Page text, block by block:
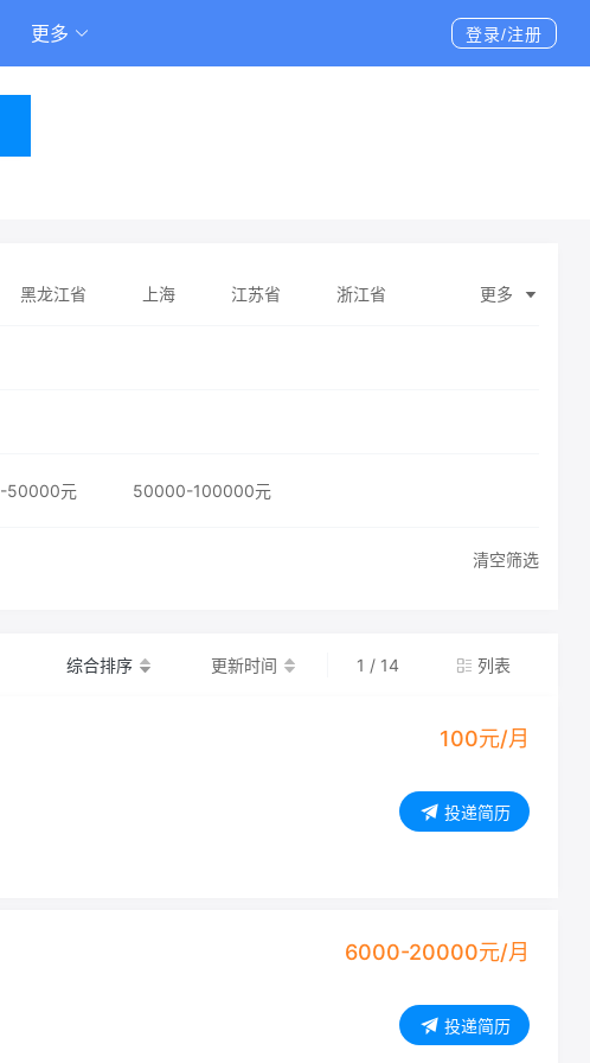
更多 登录/注册
黑龙江省 上海 江苏省 浙江省 更多
50000元 50000-100000元
清空筛选
综合排序 更新时间 1 / 14 列表
100元/月
投递简历
6000-20000元/月
投递简历